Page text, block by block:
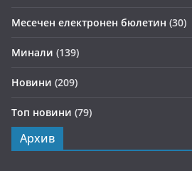
Месечен електронен бюлетин (30)
Минали (139)
Новини (209)
Топ новини (79)
Архив